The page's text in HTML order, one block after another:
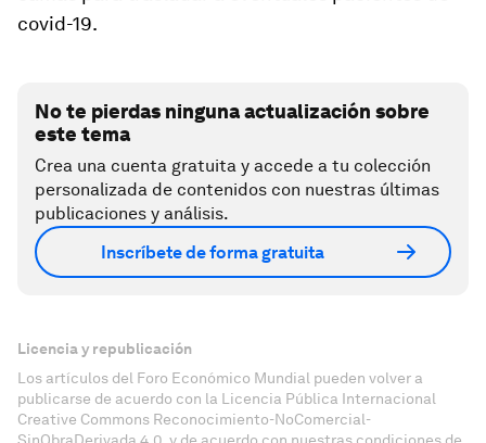
covid-19.
No te pierdas ninguna actualización sobre
este tema
Crea una cuenta gratuita y accede a tu colección
personalizada de contenidos con nuestras últimas
publicaciones y análisis.
Inscríbete de forma gratuita
Licencia y republicación
Los artículos del Foro Económico Mundial pueden volver a
publicarse de acuerdo con la Licencia Pública Internacional
Creative Commons Reconocimiento-NoComercial-